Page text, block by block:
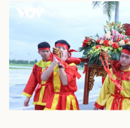
Doanh nghiệp
Thông tin doanh nghiệp
Doanh nghiệp 24h
Doanh nhân
Vì cộng đồng